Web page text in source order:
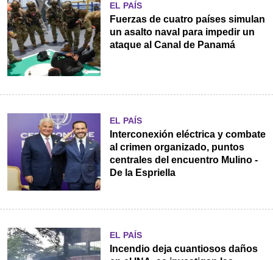
EL PAÍS
Fuerzas de cuatro países simulan
un asalto naval para impedir un
ataque al Canal de Panamá
EL PAÍS
Interconexión eléctrica y combate
al crimen organizado, puntos
centrales del encuentro Mulino -
De la Espriella
EL PAÍS
Incendio deja cuantiosos daños